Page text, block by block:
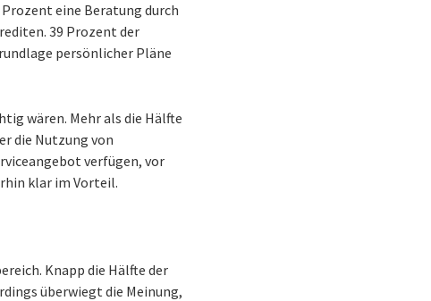
eine Beratung durch
39 Prozent der
persönlicher Pläne
wären. Mehr als die Hälfte
die Nutzung von
verfügen, vor
klar im Vorteil.
Knapp die Hälfte der
überwiegt die Meinung,